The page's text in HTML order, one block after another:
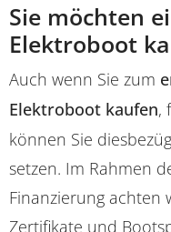
Sie möchten
Elektroboot
Auch wenn Sie zum
Elektroboot kaufen,
können Sie
setzen. Im Rahmen
Finanzierung achten
Zertifikate und